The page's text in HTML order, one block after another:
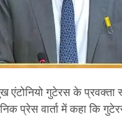
एंटोनियो गुटेरस के प्रवक्ता
प्रेस वार्ता में कहा कि